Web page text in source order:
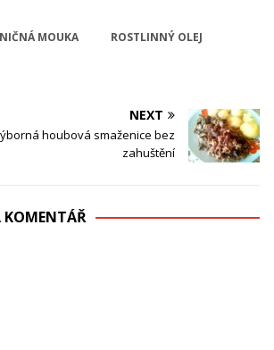
MOUKA ROSTLINNÝ OLEJ
NEXT
houbová smaženice bez
zahuštění
KOMENTÁŘ